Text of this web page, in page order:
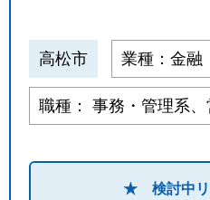
高松市 業種：金融
職種： 事務・管理系、
★ 検討中リ